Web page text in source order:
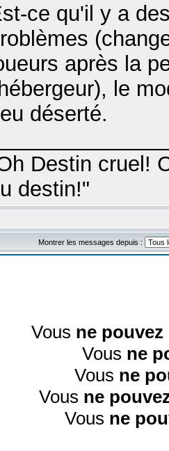
ce qu'il y a
après la
le
déserté.
Destin cruel!
destin!"
Montrer les messages depuis :
Vous ne pouvez
Vous ne
Vous ne
Vous ne
Vous ne